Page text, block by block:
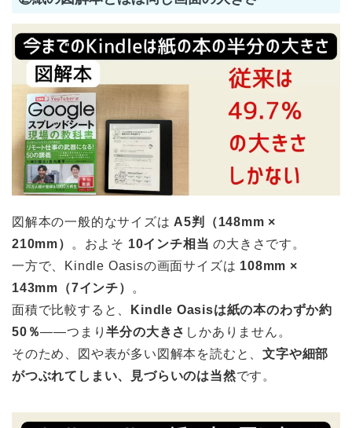
図解本の一般的なサイズは A5判（148mm ×
210mm）
。およそ 10インチ相当 の大きさです。
一方で、Kindle Oasisの画面サイズは 108mm ×
143mm（7インチ）
。
面積で比較すると、
Kindle Oasisは紙の本のわずか約
50％――つまり半分の大きさ しかありません。
そのため、図や表が多い図解本を読むと、文字や細部
がつぶれてしまい、見づらいのは当然です。